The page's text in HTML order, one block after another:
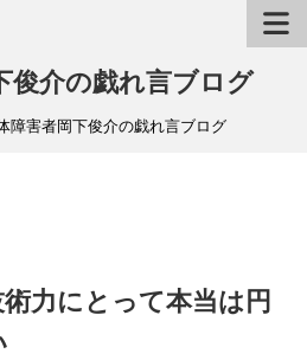
俊介の戯れ言ブログ
障害者岡下俊介の戯れ言ブログ
力にとって本当は円